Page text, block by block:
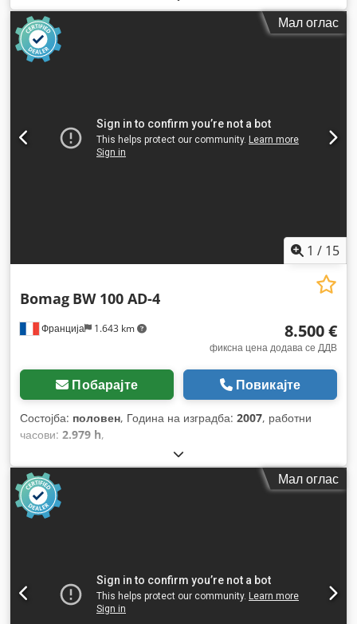
Мал оглас
1 / 15
Франција 1.643 km
Bomag BW 100 AD-4
8.500 €
фиксна цена додава се ДДВ
Побарајте Повикајте
Состојба: половен, Година на изградба: 2007, работни
часови: 2.979 h,
Мал оглас